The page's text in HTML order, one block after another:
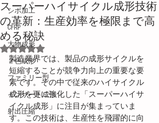
シボ加工
CFRP
大物成形
２色成形
ファミリー型
インサート成形
射出圧縮
スーパーハイサイクル成形技術
の革新：生産効率を極限まで高
める秘訣
5つ星のうちNaNと評価されています。
製造業界では、製品の成形サイクルを
短縮することが競争力向上の重要な要
素です。その中で従来のハイサイクル
成形を更に強化した「スーパーハイサ
イクル成形」に注目が集まっていま
す。この技術は、生産性を飛躍的に向